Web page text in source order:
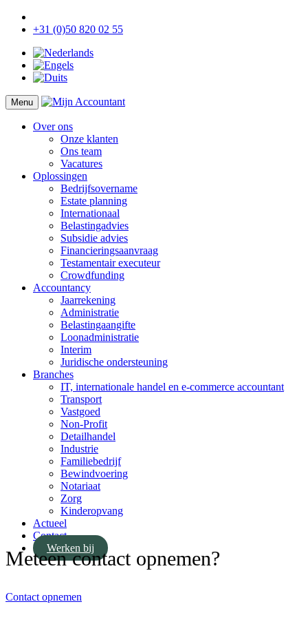
+31 (0)50 820 02 55
Menu
Over ons
Onze klanten
Ons team
Vacatures
Oplossingen
Bedrijfsovername
Estate planning
Internationaal
Belastingadvies
Subsidie advies
Financieringsaanvraag
Testamentair executeur
Crowdfunding
Accountancy
Jaarrekening
Administratie
Belastingaangifte
Loonadministratie
Interim
Juridische ondersteuning
Branches
IT, internationale handel en e-commerce accountant
Transport
Vastgoed
Non-Profit
Detailhandel
Industrie
Familiebedrijf
Bewindvoering
Notariaat
Zorg
Kinderopvang
Actueel
Contact
Werken bij
Meteen contact opnemen?
Contact opnemen